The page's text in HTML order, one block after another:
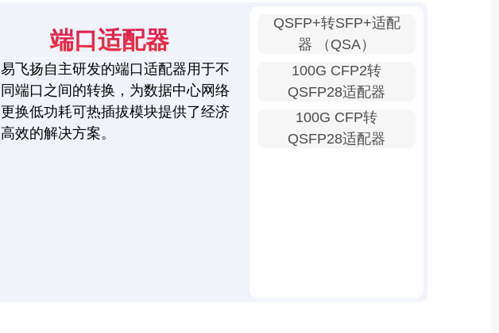
端口适配器
易飞扬自主研发的端口适配器用于不
同端口之间的转换，为数据中心网络
更换低功耗可热插拔模块提供了经济
高效的解决方案。
QSFP+转SFP+适配
器 （QSA）
100G CFP2转
QSFP28适配器
100G CFP转
QSFP28适配器